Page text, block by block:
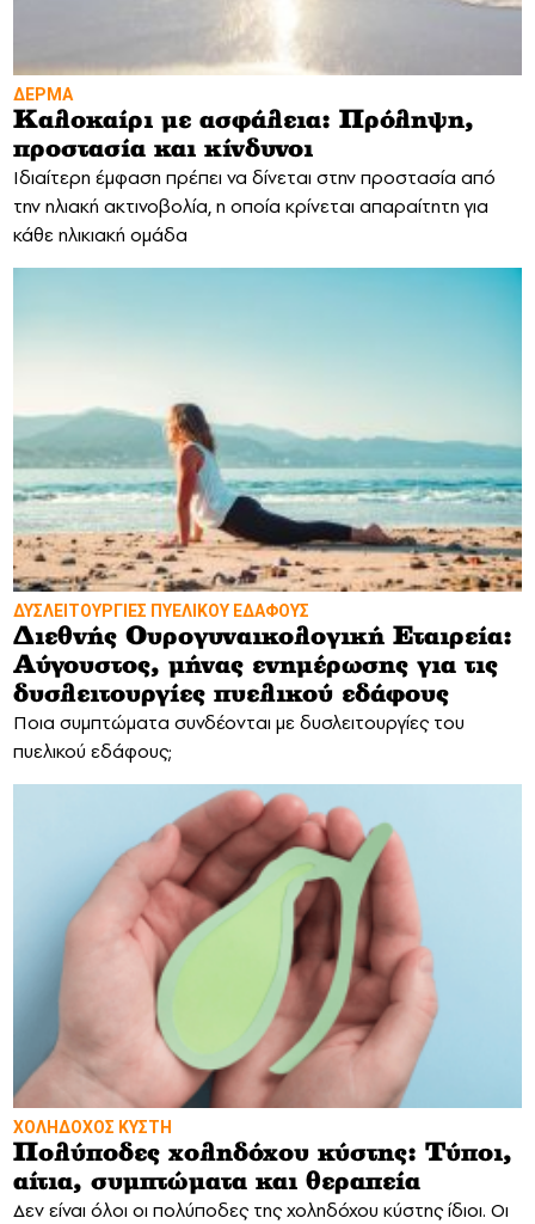
ΔΕΡΜΑ
Καλοκαίρι με ασφάλεια: Πρόληψη,
προστασία και κίνδυνοι
Ιδιαίτερη έμφαση πρέπει να δίνεται στην προστασία από
την ηλιακή ακτινοβολία, η οποία κρίνεται απαραίτητη για
κάθε ηλικιακή ομάδα
ΔΥΣΛΕΙΤΟΥΡΓΙΕΣ ΠΥΕΛΙΚΟΥ ΕΔΑΦΟΥΣ
Διεθνής Ουρογυναικολογική Εταιρεία:
Αύγουστος, μήνας ενημέρωσης για τις
δυσλειτουργίες πυελικού εδάφους
Ποια συμπτώματα συνδέονται με δυσλειτουργίες του
πυελικού εδάφους;
ΧΟΛΗΔΟΧΟΣ ΚΥΣΤΗ
Πολύποδες χοληδόχου κύστης: Τύποι,
αίτια, συμπτώματα και θεραπεία
Δεν είναι όλοι οι πολύποδες της χοληδόχου κύστης ίδιοι. Οι